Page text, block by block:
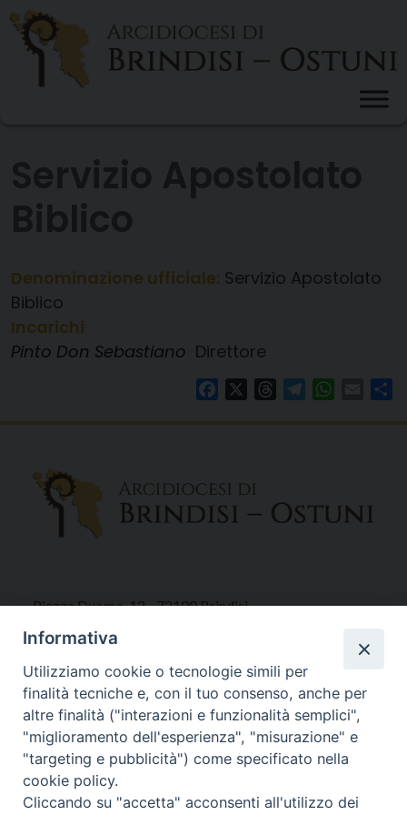
Skip
content
Denominazione ufficiale: Servizio Apostolato
Biblico
Incarichi
Pinto Don Sebastiano Direttore
FacebookThreadsTelegram Email
Piazza Duomo, 12 - 72100 Brindisi
Tel 0831.521958
Fax 0831.528315
Orari Curia
Mar. / Mer. / Giov. ore 9 - 13
nei mesi estivi solo Martedì ore 9 - 13
Informativa
Utilizziamo cookie o tecnologie simili per
finalità tecniche e, con il tuo consenso, anche per
altre finalità ("interazioni e funzionalità semplici",
"miglioramento dell'esperienza", "misurazione" e
"targeting e pubblicità") come specificato nella
cookie policy.
Cliccando su "accetta" acconsenti all'utilizzo dei